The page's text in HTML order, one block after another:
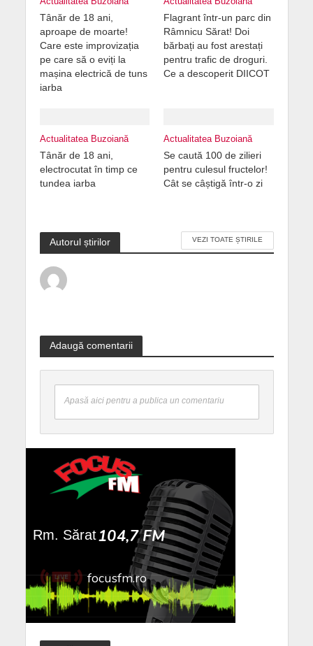
Tânăr de 18 ani,
aproape de moarte!
Care este improvizația
pe care să o eviți la
mașina electrică de tuns
iarba
Flagrant într-un parc din
Râmnicu Sărat! Doi
bărbați au fost arestați
pentru trafic de droguri.
Ce a descoperit DIICOT
Actualitatea Buzoiană
Tânăr de 18 ani,
electrocutat în timp ce
tundea iarba
Actualitatea Buzoiană
Se caută 100 de zilieri
pentru culesul fructelor!
Cât se câștigă într-o zi
Autorul știrilor VEZI TOATE ȘTIRILE
Adaugă comentarii
Apasă aici pentru a publica un comentariu